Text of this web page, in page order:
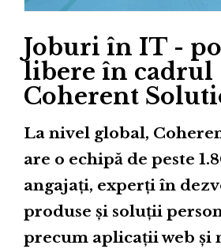
Joburi în IT -
libere în cadrul
Coherent
La nivel global,
are o echipă de peste
angajați, experți în
produse și soluții
precum aplicații web și